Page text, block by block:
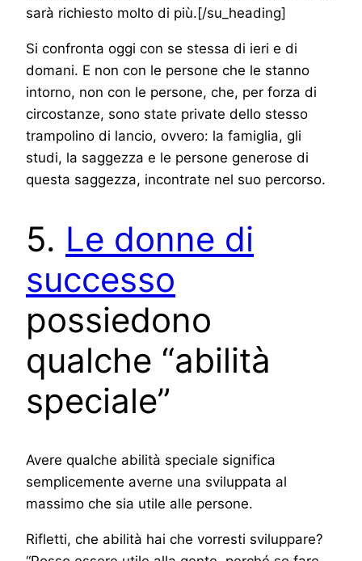
sarà richiesto molto di più.[/su_heading]
Si confronta oggi con se stessa di ieri e di
domani. E non con le persone che le stanno
intorno, non con le persone, che, per forza di
circostanze, sono state private dello stesso
trampolino di lancio, ovvero: la famiglia, gli
studi, la saggezza e le persone generose di
questa saggezza, incontrate nel suo percorso.
5. Le donne di
successo
possiedono
qualche “abilità
speciale”
Avere qualche abilità speciale significa
semplicemente averne una sviluppata al
massimo che sia utile alle persone.
Rifletti, che abilità hai che vorresti sviluppare?